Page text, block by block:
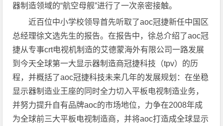
器制造领域的“航空母舰”进行了一次亲密接触。
近百位中小学校领导首先听取了aoc冠捷新任中国区
总经理徐文选先生的报告。在报告中，徐总介绍了aoc冠
捷从专事crt电视机制造的艾德蒙海外有限公司一路发展
到今天全球第一大显示器制造商冠捷科技（tpv）的历
程，并概括了aoc冠捷科技未来几年的发展规划：在坐稳
显示器制造业王座的同时全力切入平板电视制造业务，
并努力提升自有品牌aoc的市场地位，力争在2008年成
为全球前三大平板电视制造商，并将aoc打造成全球显示